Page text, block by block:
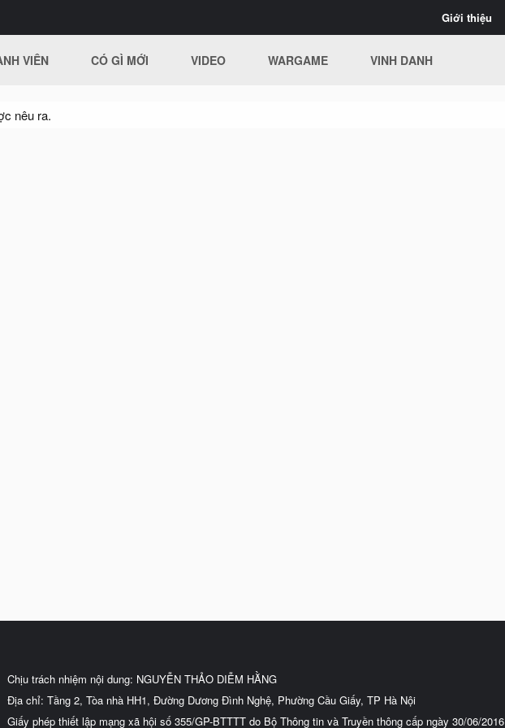
Giới thiệu
VIÊN CÓ GÌ MỚI VIDEO WARGAME VINH DANH
nêu ra.
Chịu trách nhiệm nội dung: NGUYỄN THẢO DIỄM HẰNG
Địa chỉ: Tầng 2, Tòa nhà HH1, Đường Dương Đình Nghệ, Phường Cầu Giấy, TP Hà Nội
Giấy phép thiết lập mạng xã hội số 355/GP-BTTTT do Bộ Thông tin và Truyền thông cấp ngày 30/06/2016